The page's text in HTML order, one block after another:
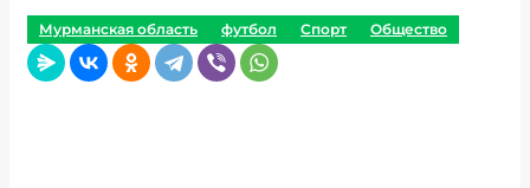
Мурманская область футбол Спорт Общество